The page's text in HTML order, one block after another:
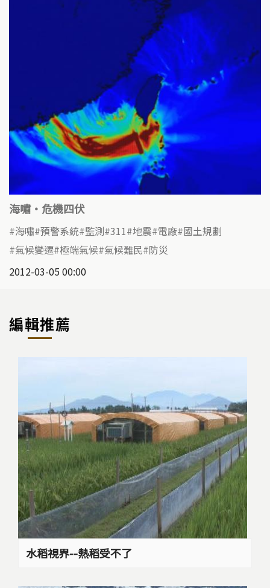
海嘯‧危機四伏
海嘯 預警系統 監測 311 地震 電廠 國土規劃
氣候變遷 極端氣候 氣候難民 防災
2012-03-05 00:00
編輯推薦
水稻視界--熱稻受不了